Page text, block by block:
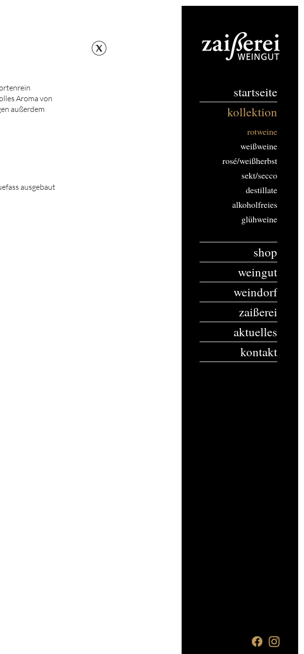
startseite
kollektion
rotweine
weißweine
rosé/weißherbst
sekt/secco
destillate
alkoholfreies
glühweine
shop
weingut
weindorf
zaißerei
aktuelles
kontakt
Aroma von
außerdem
ausgebaut